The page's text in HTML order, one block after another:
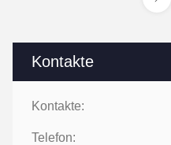
Kontakte
Kontakte:
Telefon: